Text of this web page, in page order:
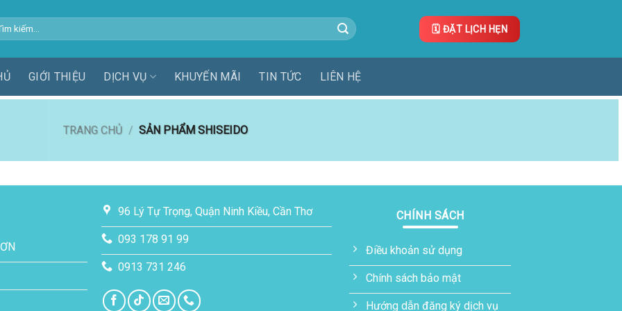
🗓️ ĐẶT LỊCH HẸN
GIỚI THIỆU DỊCH VỤ KHUYẾN MÃI TIN TỨC LIÊN HỆ
TRANG CHỦ / SẢN PHẨM SHISEIDO
96 Lý Tự Trọng, Quận Ninh Kiều, Cần Thơ
093 178 91 99
0913 731 246
CHÍNH SÁCH
Điều khoản sử dụng
Chính sách bảo mật
Hướng dẫn đăng ký dịch vụ